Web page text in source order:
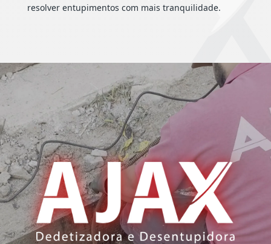
resolver entupimentos com mais tranquilidade.